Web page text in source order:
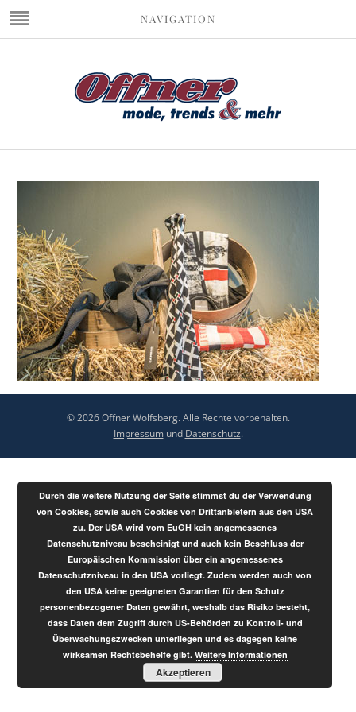
NAVIGATION
© 2026 Offner Wolfsberg. Alle Rechte vorbehalten.
Impressumund Datenschutz.
Durch die weitere Nutzung der Seite stimmst du der Verwendung
von Cookies, sowie auch Cookies von Drittanbietern aus den USA
zu. Der USA wird vom EuGH kein angemessenes
Datenschutzniveau bescheinigt und auch kein Beschluss der
Europäischen Kommission über ein angemessenes
Datenschutzniveau in den USA vorliegt. Zudem werden auch von
den USA keine geeigneten Garantien für den Schutz
personenbezogener Daten gewährt, weshalb das Risiko besteht,
dass Daten dem Zugriff durch US-Behörden zu Kontroll- und
Überwachungszwecken unterliegen und es dagegen keine
wirksamen Rechtsbehelfe gibt. Weitere Informationen
Akzeptieren